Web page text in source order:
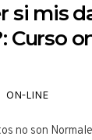
si mis
Curso
ON-LINE
no son